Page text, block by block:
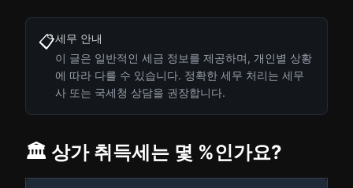
📋세무 안내
이 글은 일반적인 세금 정보를 제공하며, 개인별 상황
에 따라 다를 수 있습니다. 정확한 세무 처리는 세무
사 또는 국세청 상담을 권장합니다.
🏛️ 상가 취득세는 몇 %인가요?